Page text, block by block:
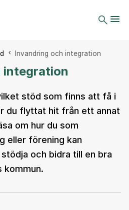
Invandring och integration
integration
stöd som finns att få i
du flyttat hit från ett annat
om hur du som
eller förening kan
och bidra till en bra
kommun.